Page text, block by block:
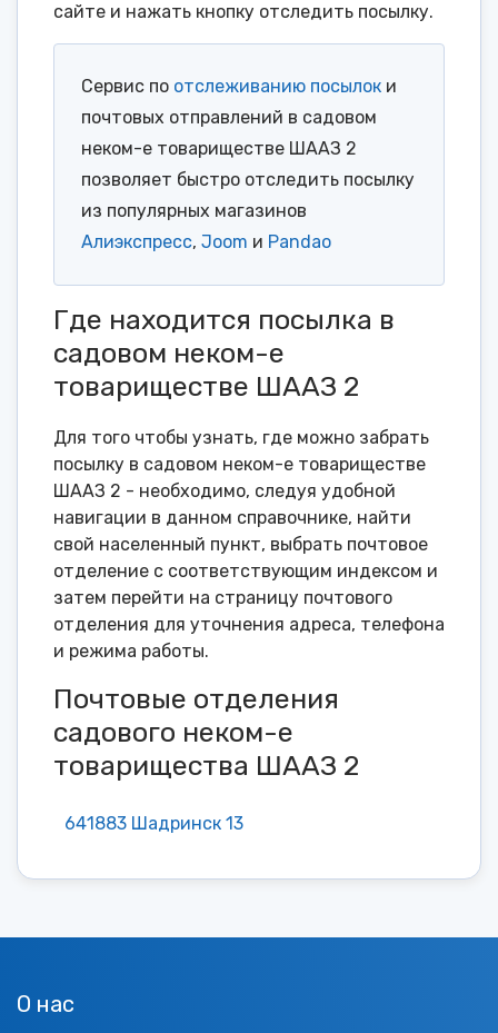
сайте и нажать кнопку отследить посылку.
Сервис по отслеживанию посылок и
почтовых отправлений в садовом
неком-е товариществе ШААЗ 2
позволяет быстро отследить посылку
из популярных магазинов
Алиэкспресс, Joom и Pandao
Где находится посылка в
садовом неком-е
товариществе ШААЗ 2
Для того чтобы узнать, где можно забрать
посылку в садовом неком-е товариществе
ШААЗ 2 - необходимо, следуя удобной
навигации в данном справочнике, найти
свой населенный пункт, выбрать почтовое
отделение с соответствующим индексом и
затем перейти на страницу почтового
отделения для уточнения адреса, телефона
и режима работы.
Почтовые отделения
садового неком-е
товарищества ШААЗ 2
641883 Шадринск 13
О нас